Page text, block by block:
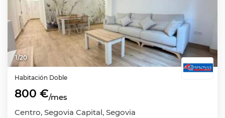
1/20
Habitación Doble
800 €/mes
Centro, Segovia Capital, Segovia